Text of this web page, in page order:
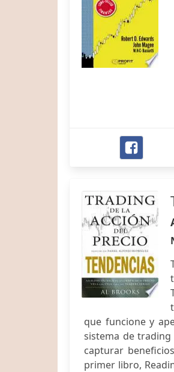
que funcione y
sistema de
capturar
primer libro,